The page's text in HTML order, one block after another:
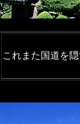
これまた国道を